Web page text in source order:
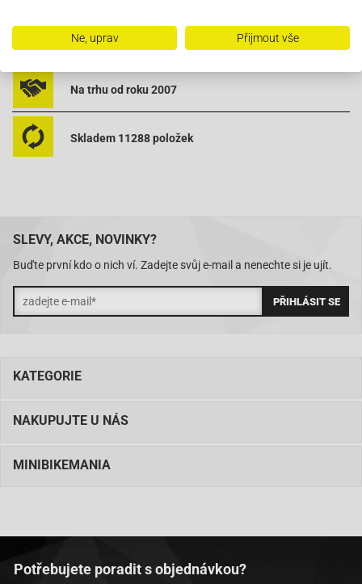
Při objednání do 12:00 zboží zítra u vás
Na trhu od roku 2007
Skladem 11288 položek
SLEVY, AKCE, NOVINKY?
Buďte první kdo o nich ví. Zadejte svůj e-mail a nenechte si je ujít.
KATEGORIE
NAKUPUJTE U NÁS
MINIBIKEMANIA
Potřebujete poradit s objednávkou?
Ne, uprav Přijmout vše